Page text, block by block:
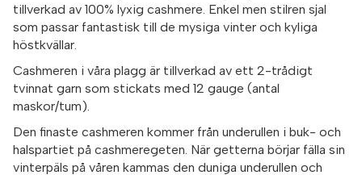
tillverkad av 100% lyxig cashmere. Enkel men stilren sjal
som passar fantastisk till de mysiga vinter och kyliga
höstkvällar.
Cashmeren i våra plagg är tillverkad av ett 2-trådigt
tvinnat garn som stickats med 12 gauge (antal
maskor/tum).
Den finaste cashmeren kommer från underullen i buk- och
halspartiet på cashmeregeten. När getterna börjar fälla sin
vinterpäls på våren kammas den duniga underullen och